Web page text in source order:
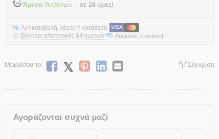
Άμεσα διαθέσιμο σε 24 ώρες!
Αντικαταβολή, κάρτα ή κατάθεση VISA
Εύκολες επιστροφές 14 ημερών* Ασφαλές checkout
Μοιράσου το: Σύγκριση
Αγοράζονται συχνά μαζί